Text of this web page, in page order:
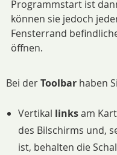
Programmstart ist
können sie jedoch
Fensterrand
öffnen.
Bei derToolbar haben
Vertikal linksam
des Bilschirms und,
ist, behalten die